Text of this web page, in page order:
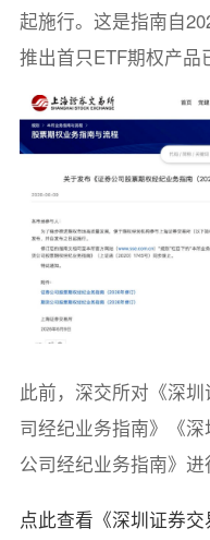
起施行。这是指南自
推出首只ETF期权产品
此前，深交所对《深
司经纪业务指南》《
公司经纪业务指南》进
点此查看 《深圳证券